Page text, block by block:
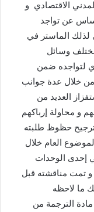
الاقتصادي و
عن تواجد
لذلك الماستر في
وسائل
لتواجده ضمن
من خلال عدة جوانب
العديد من
و محاولة إرباكهم
ترجيح حظوظ طلبته
العام خلال
إحدى الوحدات
و تمت مناقشته قبل
ما لاحظه
الترجمة من